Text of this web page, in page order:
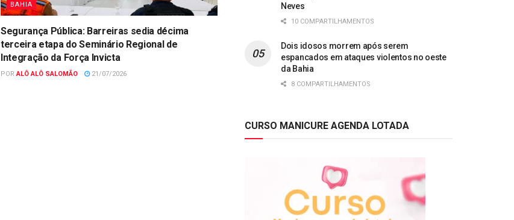
BAHIA
Segurança Pública: Barreiras sedia décima
terceira etapa do Seminário Regional de
Integração da Força Invicta
POR ALÔ ALÔ SALOMÃO 21/07/2026
Neves
10 COMPARTILHAMENTOS
Dois idosos morrem após serem
espancados em ataques violentos no oeste
da Bahia
8 COMPARTILHAMENTOS
CURSO MANICURE AGENDA LOTADA